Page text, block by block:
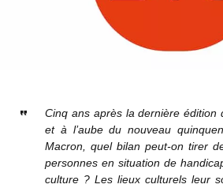
Cinq ans après la dernière édition
et à l’aube du nouveau
Macron, quel bilan peut-on tirer
personnes en situation de
culture ? Les lieux culturels leur